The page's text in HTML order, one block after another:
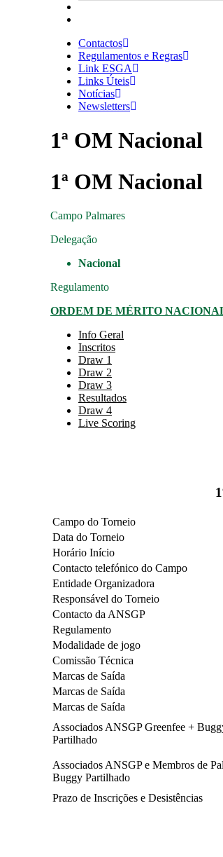
Contactos
Regulamentos e Regras
Link ESGA
Links Úteis
Notícias
Newsletters
1ª OM Nacional
1ª OM Nacional
Campo Palmares
Delegação
Nacional
Regulamento
ORDEM DE MÉRITO
Info Geral
Inscritos
Draw 1
Draw 2
Draw 3
Resultados
Draw 4
Live Scoring
Campo do Torneio
Data do Torneio
Horário Início
Contacto telefónico do Campo
Entidade Organizadora
Responsável do Torneio
Contacto da ANSGP
Regulamento
Modalidade de jogo
Comissão Técnica
Marcas de Saída
Marcas de Saída
Marcas de Saída
Associados ANSGP Greenfee +
Partilhado
Associados ANSGP e Membros de
Buggy Partilhado
Prazo de Inscrições e Desistências